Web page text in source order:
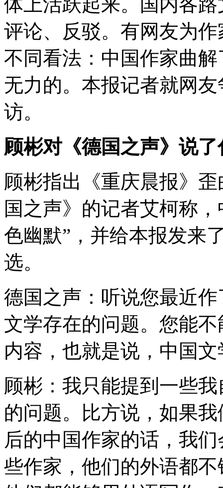
评论、反驳。有网友为
不同看法：中国作家曲
无力的。本报记者就网
访。
顾彬对《德国之声》说了
顾彬指出《重庆晨报》
国之声》的记者艾柯称
色幽默”，并给本报发来
选。
德国之声：听说您最近
文学存在的问题。您能
内容，也就是说，中国
顾彬：我只能提到一些
的问题。比方说，如果
后的中国作家的话，我
些作家，他们的外语都